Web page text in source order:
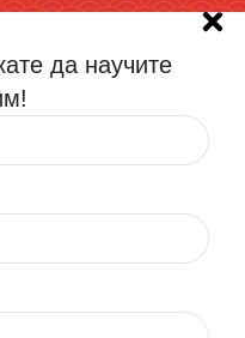
да научите